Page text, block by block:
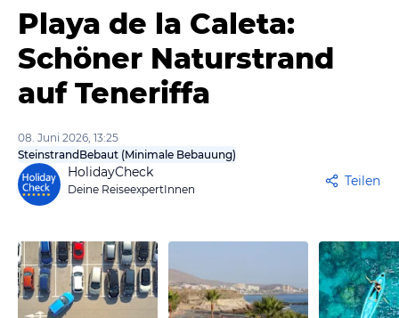
Playa de la Caleta:
Schöner Naturstrand
auf Teneriffa
08. Juni 2026, 13:25
Steinstrand Bebaut (Minimale Bebauung)
HolidayCheck
Deine ReiseexpertInnen
Teilen